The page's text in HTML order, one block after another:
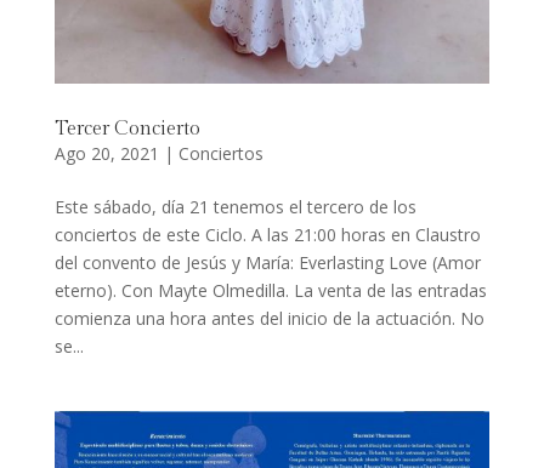
Tercer Concierto
Ago 20, 2021 | Conciertos
Este sábado, día 21 tenemos el tercero de los
conciertos de este Ciclo. A las 21:00 horas en Claustro
del convento de Jesús y María: Everlasting Love (Amor
eterno). Con Mayte Olmedilla. La venta de las entradas
comienza una hora antes del inicio de la actuación. No
se...